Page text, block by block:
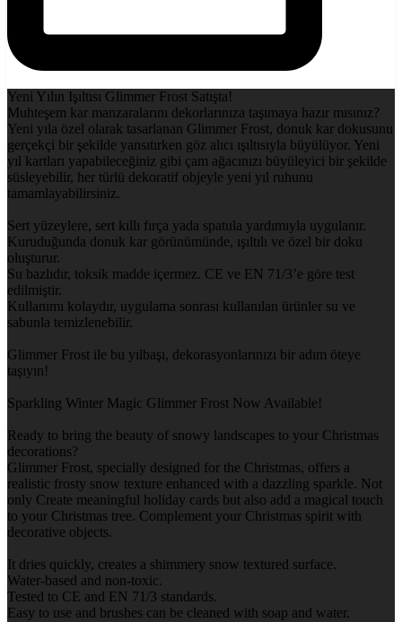
Yeni Yılın Işıltısı Glimmer Frost Satışta!
Muhteşem kar manzaralarını dekorlarınıza taşımaya hazır mısınız?
Yeni yıla özel olarak tasarlanan Glimmer Frost, donuk kar dokusunu
gerçekçi bir şekilde yansıtırken göz alıcı ışıltısıyla büyülüyor. Yeni
yıl kartları yapabileceğiniz gibi çam ağacınızı büyüleyici bir şekilde
süsleyebilir, her türlü dekoratif objeyle yeni yıl ruhunu
tamamlayabilirsiniz.
Sert yüzeylere, sert kıllı fırça yada spatula yardımıyla uygulanır.
Kuruduğunda donuk kar görünümünde, ışıltılı ve özel bir doku
oluşturur.
Su bazlıdır, toksik madde içermez. CE ve EN 71/3’e göre test
edilmiştir.
Kullanımı kolaydır, uygulama sonrası kullanılan ürünler su ve
sabunla temizlenebilir.
Glimmer Frost ile bu yılbaşı, dekorasyonlarınızı bir adım öteye
taşıyın!
Sparkling Winter Magic Glimmer Frost Now Available!
Ready to bring the beauty of snowy landscapes to your Christmas
decorations?
Glimmer Frost, specially designed for the Christmas, offers a
realistic frosty snow texture enhanced with a dazzling sparkle. Not
only Create meaningful holiday cards but also add a magical touch
to your Christmas tree. Complement your Christmas spirit with
decorative objects.
It dries quickly, creates a shimmery snow textured surface.
Water-based and non-toxic.
Tested to CE and EN 71/3 standards.
Easy to use and brushes can be cleaned with soap and water.